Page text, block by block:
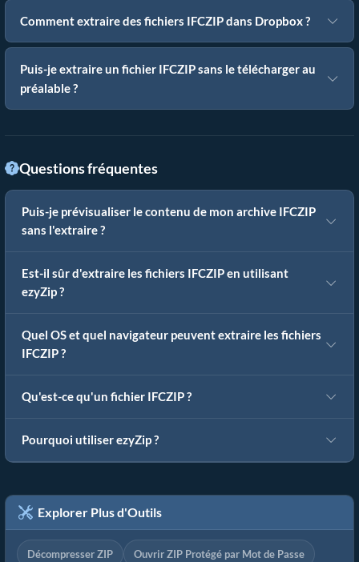
Comment extraire des fichiers IFCZIP dans Dropbox ?
Puis-je extraire un fichier IFCZIP sans le télécharger au
préalable ?
Questions fréquentes
Puis-je prévisualiser le contenu de mon archive IFCZIP
sans l'extraire ?
Est-il sûr d'extraire les fichiers IFCZIP en utilisant
ezyZip ?
Quel OS et quel navigateur peuvent extraire les fichiers
IFCZIP ?
Qu'est-ce qu'un fichier IFCZIP ?
Pourquoi utiliser ezyZip ?
Explorer Plus d'Outils
Décompresser ZIP Ouvrir ZIP Protégé par Mot de Passe